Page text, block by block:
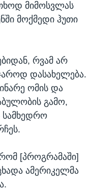
მიმოსვლას
მოქმედი ჰუთი
რვამ არ
დასახელება.
ომის და
გამო,
სამხედრო
რომ [პროგრამაში]
ამერიკელმა